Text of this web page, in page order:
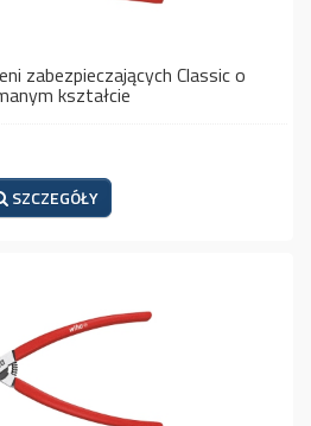
zabezpieczających Classic o
kształcie
SZCZEGÓŁY